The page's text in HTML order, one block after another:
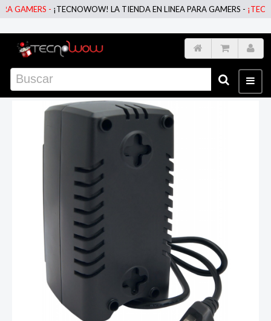
-¡TECNOWOW! LA TIENDA EN LINEA PARA GAMERS -